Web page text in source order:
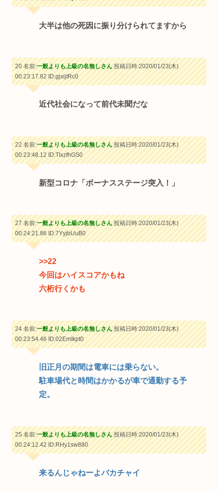
大半は他の死因に振り分けられてますから
20 名前:一般よりも上級の名無しさん投稿日時:2020/01/23(木)
00:23:17.82ID:gjxijtRc0
近代社会になって前代未聞だな
22 名前:一般よりも上級の名無しさん投稿日時:2020/01/23(木)
00:23:48.12ID:TIxzfhGS0
新型コロナ「ボーナスステージ突入！」
27 名前:一般よりも上級の名無しさん投稿日時:2020/01/23(木)
00:24:21.86ID:7YyjbUuB0
>>22
今回はハイスコアかもね
六桁行くかも
24 名前:一般よりも上級の名無しさん投稿日時:2020/01/23(木)
00:23:54.46ID:02EmIkpt0
旧正月の期間は電車には乗らない。
駐車場代と時間はかかるが車で通勤する予
定。
25 名前:一般よりも上級の名無しさん投稿日時:2020/01/23(木)
00:24:12.42ID:RHy1sw880
来るんじゃねーよバカチャイ